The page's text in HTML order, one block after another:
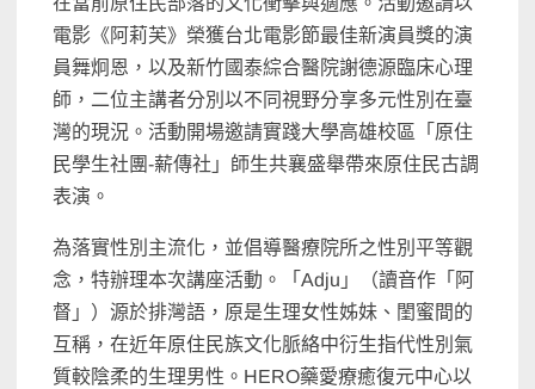
電影《阿莉芙》榮獲台北電影節最佳新演員獎的演
員舞炯恩，以及新竹國泰綜合醫院謝德源臨床心理
師，二位主講者分別以不同視野分享多元性別在臺
灣的現況。活動開場邀請實踐大學高雄校區「原住
民學生社團-薪傳社」師生共襄盛舉帶來原住民古調
表演。
為落實性別主流化，並倡導醫療院所之性別平等觀
念，特辦理本次講座活動。「Adju」（讀音作「阿
督」）源於排灣語，原是生理女性姊妹、閨蜜間的
互稱，在近年原住民族文化脈絡中衍生指代性別氣
質較陰柔的生理男性。HERO藥愛療癒復元中心以